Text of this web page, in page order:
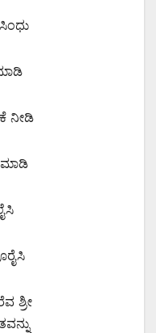
ನೀಡಿ
ಮಾಡಿ
ಶ್ರೀ